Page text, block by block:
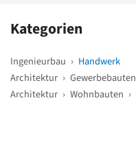
Kategorien
Ingenieurbau › Handwerk
Architektur › Gewerbebauten
Architektur › Wohnbauten ›